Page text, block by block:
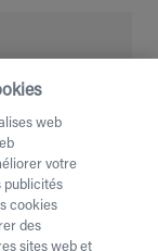
web
votre
publicités
cookies
des
sites web et